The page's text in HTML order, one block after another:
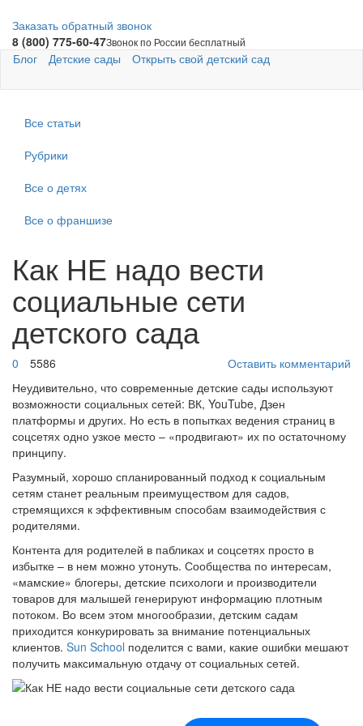
Заказать обратный звонок
8 (800) 775-60-47Звонок по России бесплатный
Блог Детские сады Открыть свой детский сад
Все статьи
Рубрики
Все о детях
Все о франшизе
Как НЕ надо вести
социальные сети
детского сада
Оставить комментарий
0
5586
Неудивительно, что современные детские сады используют
возможности социальных сетей: ВК, YouTube, Дзен
платформы и других. Но есть в попытках ведения страниц в
соцсетях одно узкое место – «продвигают» их по остаточному
принципу.
Разумный, хорошо спланированный подход к социальным
сетям станет реальным преимуществом для садов,
стремящихся к эффективным способам взаимодействия с
родителями.
Контента для родителей в пабликах и соцсетях просто в
избытке – в нем можно утонуть. Сообщества по интересам,
«мамские» блогеры, детские психологи и производители
товаров для малышей генерируют информацию плотным
потоком. Во всем этом многообразии, детским садам
приходится конкурировать за внимание потенциальных
клиентов. Sun School поделится с вами, какие ошибки мешают
получить максимальную отдачу от социальных сетей.